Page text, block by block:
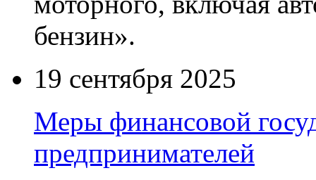
бензин».
19 сентября 2025
Меры финансовой
предпринимателей